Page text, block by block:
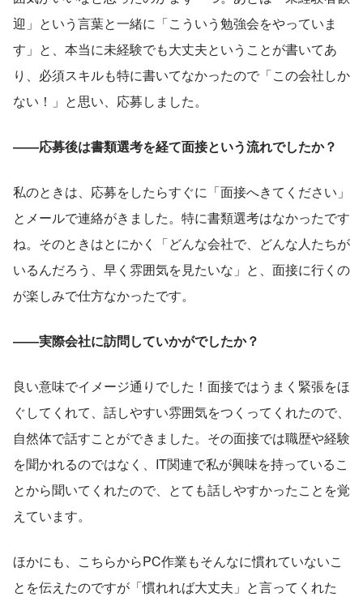
迎」という言葉と一緒に「こういう勉強会をやっていま
す」と、本当に未経験でも大丈夫ということが書いてあ
り、必須スキルも特に書いてなかったので「この会社しか
ない！」と思い、応募しました。
――応募後は書類選考を経て面接という流れでしたか？
私のときは、応募をしたらすぐに「面接へきてください」
とメールで連絡がきました。特に書類選考はなかったです
ね。そのときはとにかく「どんな会社で、どんな人たちが
いるんだろう、早く雰囲気を見たいな」と、面接に行くの
が楽しみで仕方なかったです。
――実際会社に訪問していかがでしたか？
良い意味でイメージ通りでした！面接ではうまく緊張をほ
ぐしてくれて、話しやすい雰囲気をつくってくれたので、
自然体で話すことができました。その面接では職歴や経験
を聞かれるのではなく、IT関連で私が興味を持っているこ
とから聞いてくれたので、とても話しやすかったことを覚
えています。
ほかにも、こちらからPC作業もそんなに慣れていないこ
とを伝えたのですが「慣れれば大丈夫」と言ってくれた